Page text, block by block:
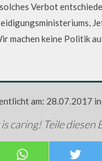
Verbot
machen keine Politik
am: 28.07.2017 in
caring! Teile diesen